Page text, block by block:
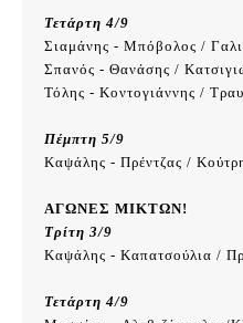
Τετάρτη 4/9
Σιαμάνης - Μπόβολος /
Σπανός - Θανάσης /
Τόλης - Κοντογιάννης /
Πέμπτη 5/9
Καψάλης - Πρέντζας /
ΑΓΩΝΕΣ ΜΙΚΤΩΝ!
Τρίτη 3/9
Καψάλης - Καπατσούλια /
Τετάρτη 4/9